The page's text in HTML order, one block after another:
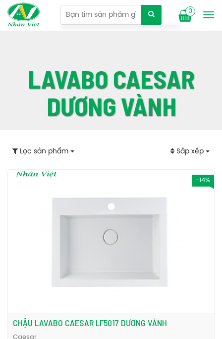
0
LAVABO CAESAR
DƯƠNG VÀNH
Lọc sản phẩm Sắp xếp
-14%
CHẬU LAVABO CAESAR LF5017 DƯƠNG VÀNH
Caesar